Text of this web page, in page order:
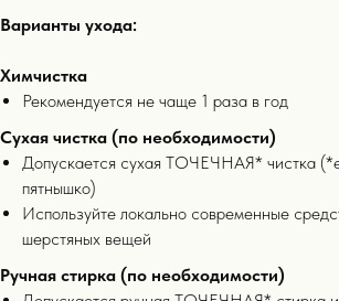
Варианты ухода:
Химчистка
Рекомендуется не чаще 1 раза в год
Сухая чистка (по необходимости)
Допускается сухая ТОЧЕЧНАЯ* чистка
пятнышко)
Используйте локально современные
шерстяных вещей
Ручная стирка (по необходимости)